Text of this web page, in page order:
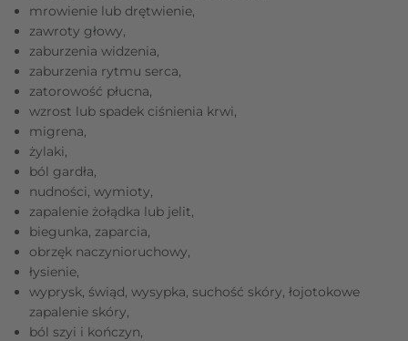
mrowienie lub drętwienie,
zawroty głowy,
zaburzenia widzenia,
zaburzenia rytmu serca,
zatorowość płucna,
wzrost lub spadek ciśnienia krwi,
migrena,
żylaki,
ból gardła,
nudności, wymioty,
zapalenie żołądka lub jelit,
biegunka, zaparcia,
obrzęk naczynioruchowy,
łysienie,
wyprysk, świąd, wysypka, suchość skóry, łojotokowe
zapalenie skóry,
ból szyi i kończyn,